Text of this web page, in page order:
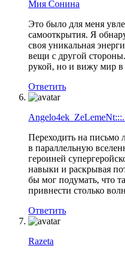
Мия Сонина
Это было для меня
самооткрытия. Я
своя уникальная
вещи с другой
рукой, но и вижу мир в
Ответить
Переходить на письмо
в параллельную
героиней
навыки и раскрывая
бы мог подумать, что
привнести столько
Ответить
Razeta